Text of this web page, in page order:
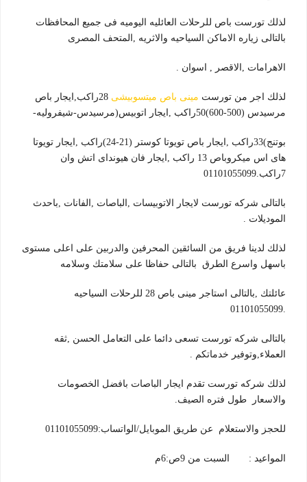
لذلك تورست باص للرحلات العائليه اليوميه فى جميع المحافظات
بالتالى زياره الاماكن السياحيه والاثريه ,المتحف المصرى
الاهرامات ,الاقصر , اسوان .
لذلك اجر من تورست مينى باص ميتسوبيشى
28راكب,ايجار باص
مرسيدس (500-600)50راكب ,ايجار اتوبيس(مرسيدس-شيفروليه-
بوتنج)33راكب ,ايجار باص تويوتا كوستر (21-24)راكب ,ايجار تويوتا
هاى اس ميكروباص 13 راكب ,ايجار فان هيونداى اتش وان
7راكب.01101055099
بالتالى شركه تورست لايجار الاتوبيسات ,الباصات ,الفانات ,باحدث
الموديلات .
لذلك لدينا فريق من السائقين المحرفين والدربين على اعلى مستوى
باسهل واسرع الطرق بالتالى حفاظا على سلامتك وسلامه
عائلتك ,بالتالى استاجر مينى باص 28 للرحلات السياحيه
.01101055099
بالتالى شركه تورست تسعى دائما على التعامل الحسن ,ثقه
العملاء,وتوفير خدماتكم .
لذلك شركه تورست تقدم ايجار الباصات بافضل الخصومات
والاسعار طول فتره الصيف.
للحجز والاستعلام عن طريق الموبايل/الواتساب:01101055099
المواعيد : السبت من 9ص:6م